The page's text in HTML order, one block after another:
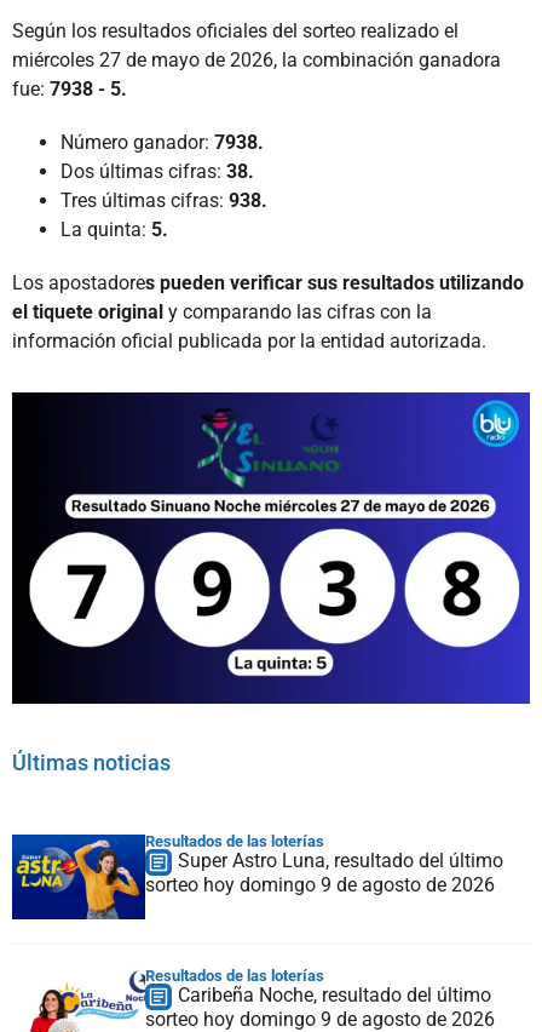
Según los resultados oficiales del sorteo realizado el
miércoles 27 de mayo de 2026, la combinación ganadora
fue: 7938 - 5.
Número ganador: 7938.
Dos últimas cifras: 38.
Tres últimas cifras: 938.
La quinta: 5.
Los apostadores pueden verificar sus resultados utilizando
el tiquete original y comparando las cifras con la
información oficial publicada por la entidad autorizada.
Últimas noticias
Resultados de las loterías
Super Astro Luna, resultado del último
sorteo hoy domingo 9 de agosto de 2026
Resultados de las loterías
Caribeña Noche, resultado del último
sorteo hoy domingo 9 de agosto de 2026